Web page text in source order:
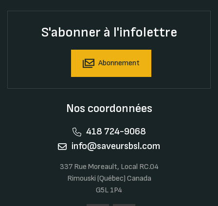
S'abonner à l'infolettre
Abonnement
Nos coordonnées
418 724-9068
info@saveursbsl.com
337 Rue Moreault, Local RC.04
Rimouski (Québec) Canada
G5L 1P4